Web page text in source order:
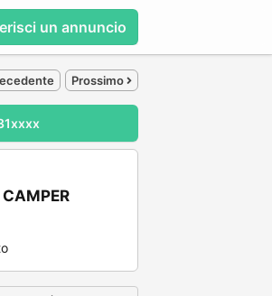
un annuncio
Prossimo
CAMPER